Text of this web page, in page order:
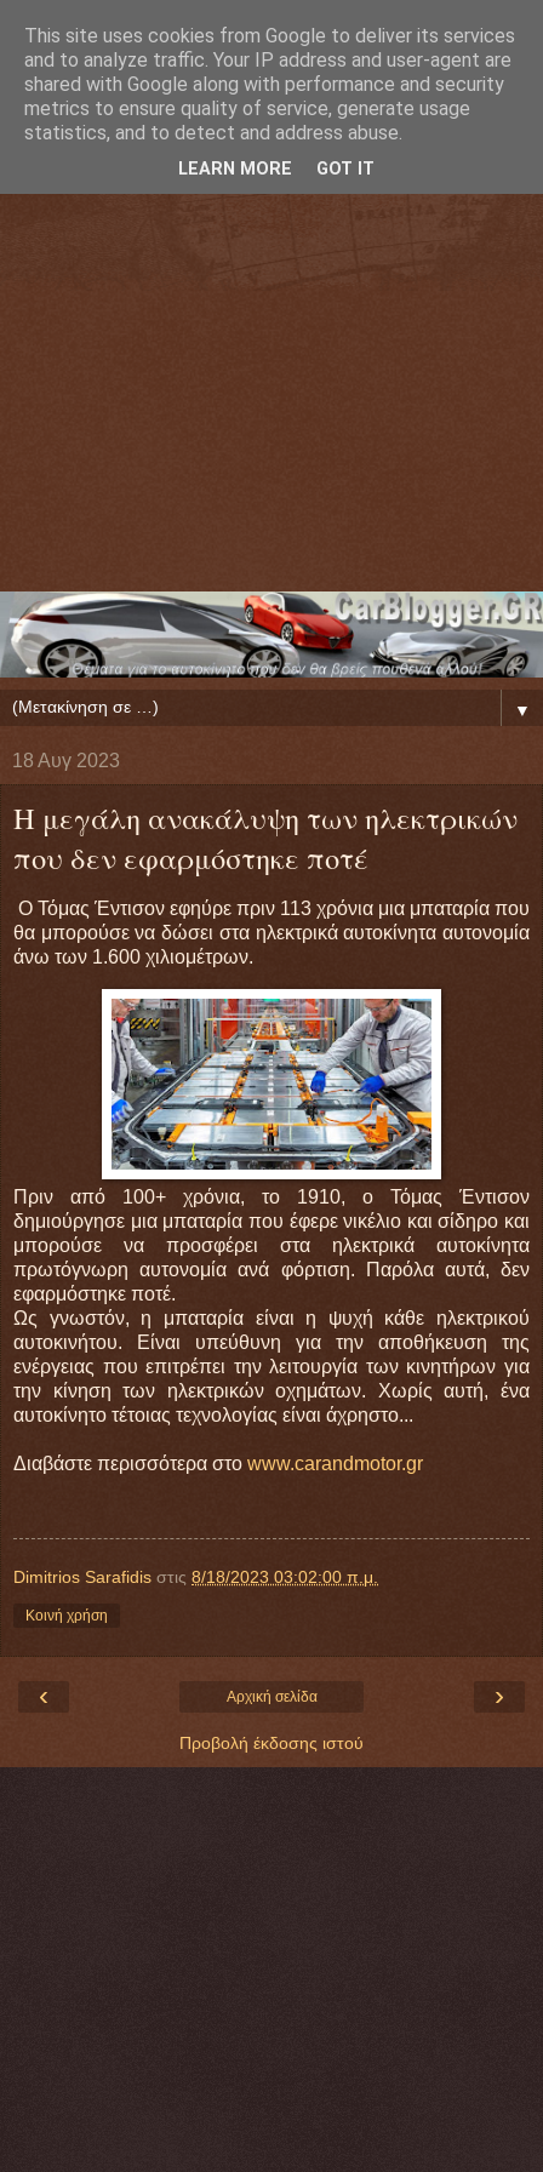
▼
18 Αυγ 2023
Η μεγάλη ανακάλυψη των ηλεκτρικών
που δεν εφαρμόστηκε ποτέ
Ο Τόμας Έντισον εφηύρε πριν 113 χρόνια μια μπαταρία που
θα μπορούσε να δώσει στα ηλεκτρικά αυτοκίνητα αυτονομία
άνω των 1.600 χιλιομέτρων.
Πριν από 100+ χρόνια, το 1910, ο Τόμας Έντισον
δημιούργησε μια μπαταρία που έφερε νικέλιο και σίδηρο και
μπορούσε να προσφέρει στα ηλεκτρικά αυτοκίνητα
πρωτόγνωρη αυτονομία ανά φόρτιση. Παρόλα αυτά, δεν
εφαρμόστηκε ποτέ.
Ως γνωστόν, η μπαταρία είναι η ψυχή κάθε ηλεκτρικού
αυτοκινήτου. Είναι υπεύθυνη για την αποθήκευση της
ενέργειας που επιτρέπει την λειτουργία των κινητήρων για
την κίνηση των ηλεκτρικών οχημάτων. Χωρίς αυτή, ένα
αυτοκίνητο τέτοιας τεχνολογίας είναι άχρηστο...
Διαβάστε περισσότερα στο www.carandmotor.gr
Dimitrios Sarafidis στις 8/18/2023 03:02:00 π.μ.
Κοινή χρήση
‹ ›
Αρχική σελίδα
Προβολή έκδοσης ιστού
This site uses cookies from Google to deliver its services
and to analyze traffic. Your IP address and user-agent are
shared with Google along with performance and security
metrics to ensure quality of service, generate usage
statistics, and to detect and address abuse.
LEARN MORE GOT IT